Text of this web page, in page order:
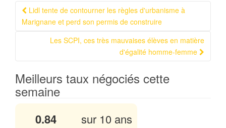
Navigation Article
Lidl tente de contourner les règles d'urbanisme à
Marignane et perd son permis de construire
Les SCPI, ces très mauvaises élèves en matière
d'égalité homme-femme
Meilleurs taux négociés cette
semaine
0.84 sur 10 ans